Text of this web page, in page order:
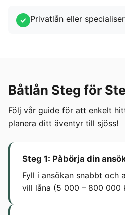
Privatlån eller
Båtlån Steg för
Följ vår guide för att enkelt
planera ditt äventyr till sjöss!
Steg 1: Påbörja din
Fyll i ansökan snabbt och
vill låna (5 000 – 800 000